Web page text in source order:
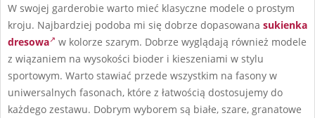
W swojej garderobie warto mieć klasyczne modele o prostym
kroju. Najbardziej podoba mi się dobrze dopasowana sukienka
dresowa
w kolorze szarym. Dobrze wyglądają również modele
z wiązaniem na wysokości bioder i kieszeniami w stylu
sportowym. Warto stawiać przede wszystkim na fasony w
uniwersalnych fasonach, które z łatwością dostosujemy do
każdego zestawu. Dobrym wyborem są białe, szare, granatowe